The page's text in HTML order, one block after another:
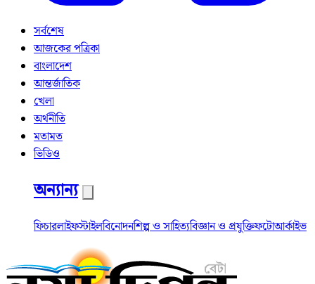
সর্বশেষ
আজকের পত্রিকা
বাংলাদেশ
আন্তর্জাতিক
খেলা
অর্থনীতি
মতামত
ভিডিও
অন্যান্য
ফিচারলাইফস্টাইলবিনোদনশিল্প ও সাহিত্যবিজ্ঞান ও প্রযুক্তিফটোআর্কাইভ